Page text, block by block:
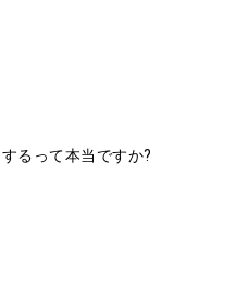
るって本当ですか?